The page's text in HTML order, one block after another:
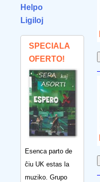
Helpo
Ligiloj
SPECIALA
OFERTO!
Esenca parto de
ĉiu UK estas la
muziko. Grupo